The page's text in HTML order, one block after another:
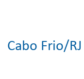
Cabo Frio/RJ